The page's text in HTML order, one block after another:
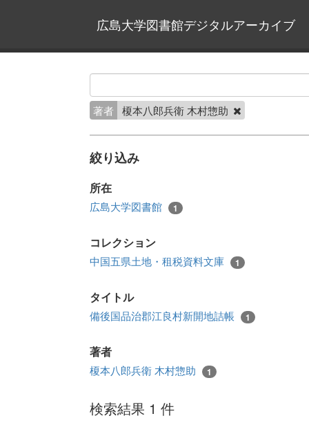
広島大学図書館デジタルアーカイブ
著者 榎本八郎兵衛 木村惣助
絞り込み
所在
広島大学図書館 1
コレクション
中国五県土地・租税資料文庫 1
タイトル
備後国品治郡江良村新開地詰帳 1
著者
榎本八郎兵衛 木村惣助 1
検索結果 1 件